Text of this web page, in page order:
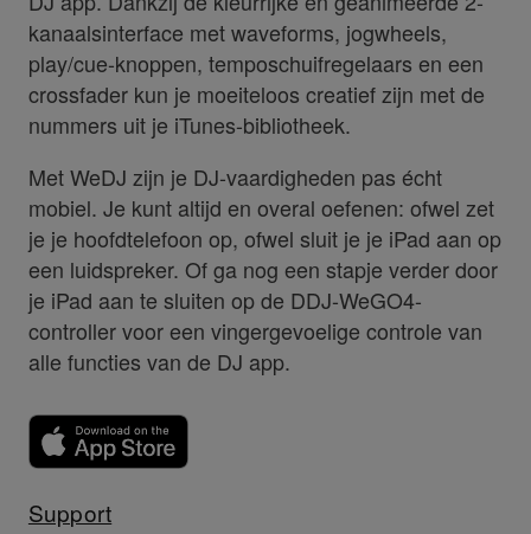
kanaalsinterface met waveforms, jogwheels,
play/cue-knoppen, temposchuifregelaars en een
crossfader kun je moeiteloos creatief zijn met de
nummers uit je iTunes-bibliotheek.
Met WeDJ zijn je DJ-vaardigheden pas écht
mobiel. Je kunt altijd en overal oefenen: ofwel zet
je je hoofdtelefoon op, ofwel sluit je je iPad aan op
een luidspreker. Of ga nog een stapje verder door
je iPad aan te sluiten op de DDJ-WeGO4-
controller voor een vingergevoelige controle van
alle functies van de DJ app.
Support